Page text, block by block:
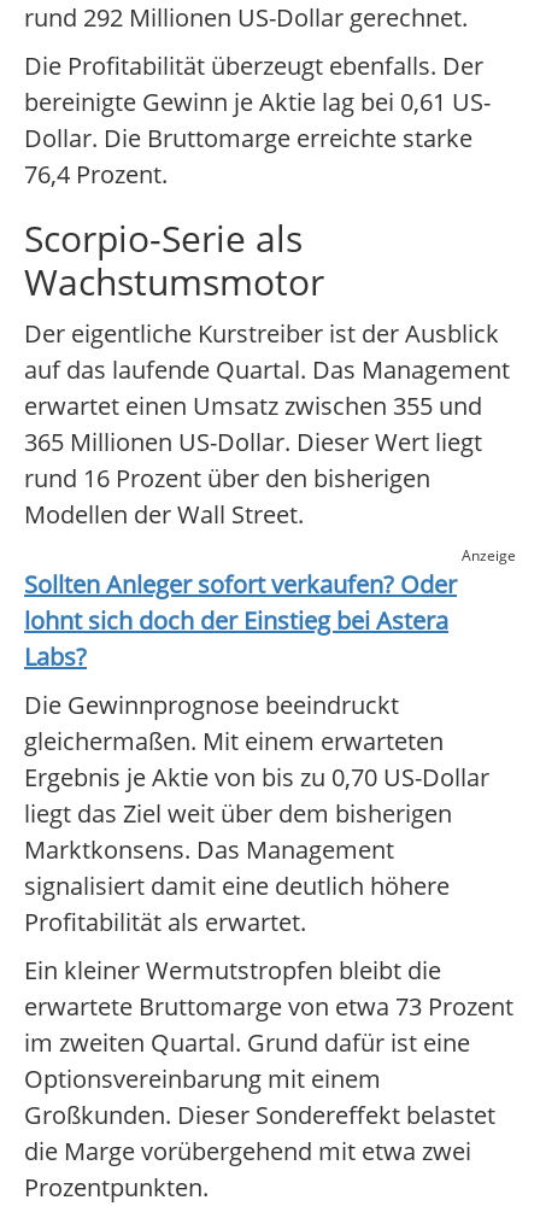
rund 292 Millionen US-Dollar gerechnet.
Die Profitabilität überzeugt ebenfalls. Der
bereinigte Gewinn je Aktie lag bei 0,61 US-
Dollar. Die Bruttomarge erreichte starke
76,4 Prozent.
Scorpio-Serie als
Wachstumsmotor
Der eigentliche Kurstreiber ist der Ausblick
auf das laufende Quartal. Das Management
erwartet einen Umsatz zwischen 355 und
365 Millionen US-Dollar. Dieser Wert liegt
rund 16 Prozent über den bisherigen
Modellen der Wall Street.
Anzeige
Sollten Anleger sofort verkaufen? Oder
lohnt sich doch der Einstieg beiAstera
Labs?
Die Gewinnprognose beeindruckt
gleichermaßen. Mit einem erwarteten
Ergebnis je Aktie von bis zu 0,70 US-Dollar
liegt das Ziel weit über dem bisherigen
Marktkonsens. Das Management
signalisiert damit eine deutlich höhere
Profitabilität als erwartet.
Ein kleiner Wermutstropfen bleibt die
erwartete Bruttomarge von etwa 73 Prozent
im zweiten Quartal. Grund dafür ist eine
Optionsvereinbarung mit einem
Großkunden. Dieser Sondereffekt belastet
die Marge vorübergehend mit etwa zwei
Prozentpunkten.